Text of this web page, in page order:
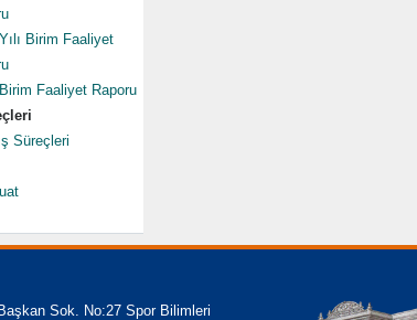
Birim Faaliyet
Faaliyet Raporu
Süreçleri
Sok. No:27 Spor Bilimleri